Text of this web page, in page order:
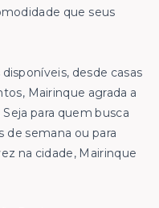
que seus
desde casas
Mairinque agrada a
para quem busca
de semana ou para
na cidade, Mairinque